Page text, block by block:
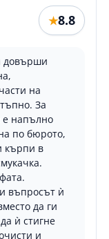
★8.8
довърши
на
За
е напълно
по бюрото,
кърпи в
въпросът ѝ
да ги
ѝ стигне
и